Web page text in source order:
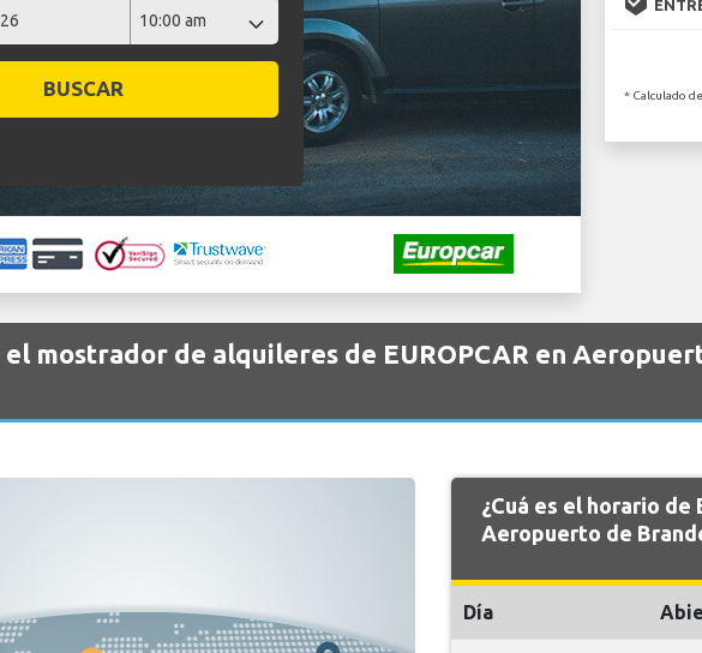
BUSCAR * Calculado
el mostrador de alquileres de EUROPCAR en
¿Cuá es el horario de
Aeropuerto de
Día